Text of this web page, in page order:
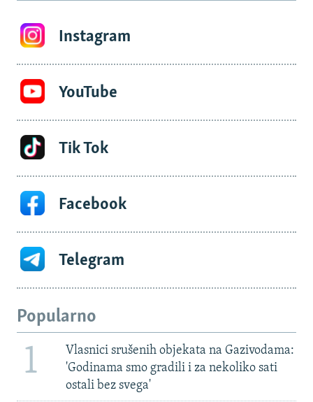
Instagram
YouTube
Tik Tok
Facebook
Telegram
Popularno
1
Vlasnici srušenih objekata na Gazivodama:
'Godinama smo gradili i za nekoliko sati
ostali bez svega'